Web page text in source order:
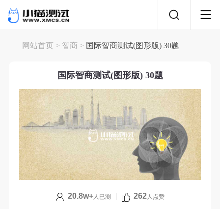
网站首页 > 智商 > 国际智商测试(图形版) 30题
国际智商测试(图形版) 30题
20.8w+人已测 262人点赞